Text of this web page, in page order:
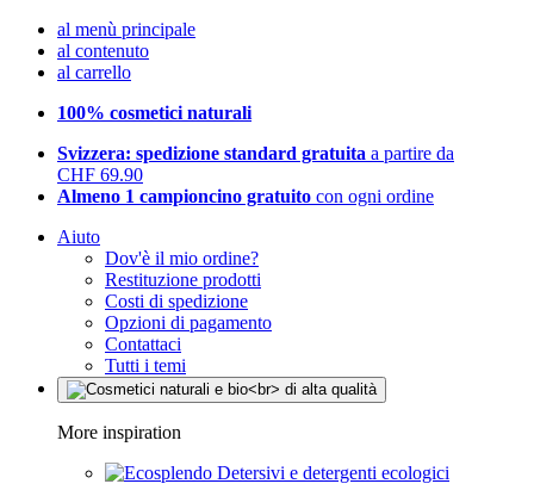
al menù principale
al contenuto
al carrello
100% cosmetici naturali
Svizzera: spedizione standard gratuita a partire da
CHF 69.90
Almeno 1 campioncino gratuito con ogni ordine
Aiuto
Dov'è il mio ordine?
Restituzione prodotti
Costi di spedizione
Opzioni di pagamento
Contattaci
Tutti i temi
More inspiration
Detersivi e detergenti ecologici